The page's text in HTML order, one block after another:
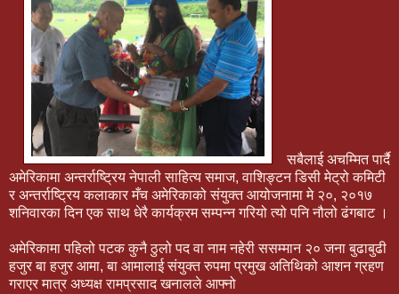
सबैलाई अचम्मित पार्दै
अमेरिकामा अन्तर्राष्ट्रिय नेपाली साहित्य समाज, वाशिङ्टन डिसी मेट्रो कमिटी
र अन्तर्राष्ट्रिय कलाकार मँच अमेरिकाको संयुक्त आयोजनामा मे २०, २०१७
शनिवारका दिन एक साथ धेरै कार्यक्रम सम्पन्न गरियो त्यो पनि नौलो ढंगबाट ।
अमेरिकामा पहिलो पटक कुनै ठुलो पद वा नाम नहेरी ससम्मान २० जना बुढाबुढी
हजुर बा हजुर आमा, बा आमालाई संयुक्त रुपमा प्रमुख अतिथिको आशन ग्रहण
गराएर मात्र अध्यक्ष रामप्रसाद खनालले आफ्नो